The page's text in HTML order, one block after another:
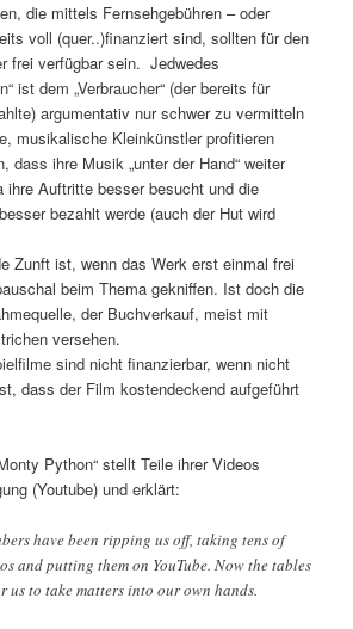
die mittels Fernsehgebühren – oder
voll (quer..)finanziert sind, sollten für den
frei verfügbar sein. Jedwedes
ist dem „Verbraucher“ (der bereits für
argumentativ nur schwer zu vermitteln
musikalische Kleinkünstler profitieren
dass ihre Musik „unter der Hand“ weiter
ihre Auftritte besser besucht und die
bezahlt werde (auch der Hut wird
Zunft ist, wenn das Werk erst einmal frei
beim Thema gekniffen. Ist doch die
der Buchverkauf, meist mit
versehen.
sind nicht finanzierbar, wenn nicht
dass der Film kostendeckend aufgeführt
Python“ stellt Teile ihrer Videos
(Youtube) und erklärt:
have been ripping us off, taking tens of
and putting them on YouTube. Now the tables
us to take matters into our own hands.